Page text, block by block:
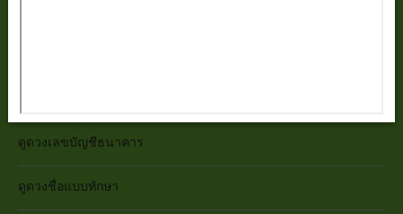
ดูดวงเลขบัญชีธนาคาร
ดูดวงชื่อแบบทักษา